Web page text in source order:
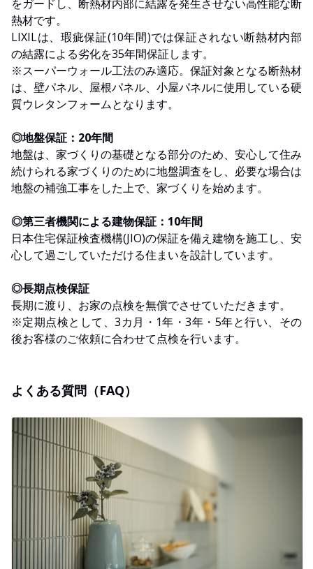
をガードし、断熱材内部に結露を発生させない高性能な断
熱材です。
LIXILは、瑕疵保証(10年間)では保証されない断熱材内部
の結露による劣化を35年間保証します。
※スーパーウォール工法のみ適応。保証対象となる断熱材
は、壁パネル、屋根パネル、小屋パネルに使用している硬
質ウレタンフォームとなります。
◎地盤保証：20年間
地盤は、家づくりの基礎となる部分のため、安心して住み
続けられる家づくりのために地盤調査をし、必要な場合は
地盤の補強工事をした上で、家づくりを始めます。
◎第三者機関による建物保証：10年間
日本住宅保証検査機構(JIO)の保証を備え建物を施工し、安
心して過ごしていただける住まいを設計しています。
◎長期点検保証
長期に渡り、お家の点検を無償でさせていただきます。
※定期点検として、3カ月・1年・3年・5年と行い、その
後お客様のご依頼に合わせて点検を行います。
よくある質問（FAQ）